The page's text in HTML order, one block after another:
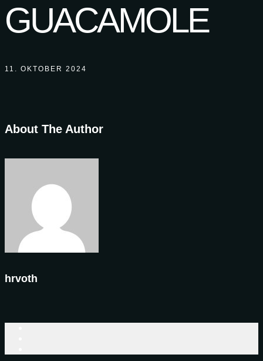
GUACAMOLE
11. OKTOBER 2024
About The Author
hrvoth